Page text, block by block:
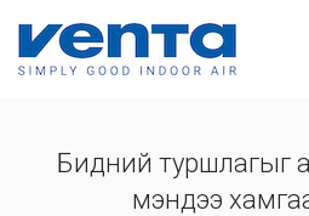
Бидний туршлагыг
мэндээ